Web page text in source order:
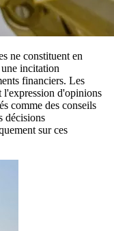
ne constituent en
incitation
financiers. Les
l'expression d'opinions
comme des conseils
décisions
sur ces